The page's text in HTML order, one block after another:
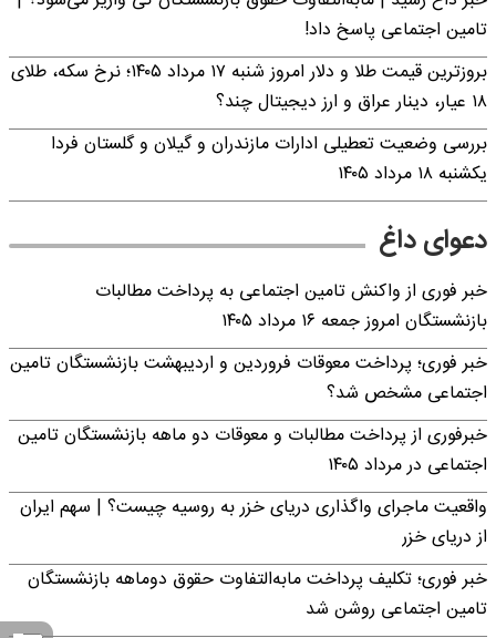
تامین اجتماعی پاسخ داد!
بروزترین قیمت طلا و دلار امروز شنبه ۱۷ مرداد ۱۴۰۵؛ نرخ سکه، طلای
۱۸ عیار، دینار عراق و ارز دیجیتال چند؟
بررسی وضعیت تعطیلی ادارات مازندران و گیلان و گلستان فردا
یکشنبه ۱۸ مرداد ۱۴۰۵
دعوای داغ
خبر فوری از واکنش تامین اجتماعی به پرداخت مطالبات
بازنشستگان امروز جمعه ۱۶ مرداد ۱۴۰۵
خبر فوری؛ پرداخت معوقات فروردین و اردیبهشت بازنشستگان تامین
اجتماعی مشخص شد؟
خبرفوری از پرداخت مطالبات و معوقات دو ماهه بازنشستگان تامین
اجتماعی در مرداد ۱۴۰۵
واقعیت ماجرای واگذاری دریای خزر به روسیه چیست؟ | سهم ایران
از دریای خزر
خبر فوری؛ تکلیف پرداخت مابه‌التفاوت حقوق دوماهه بازنشستگان
تامین اجتماعی روشن شد